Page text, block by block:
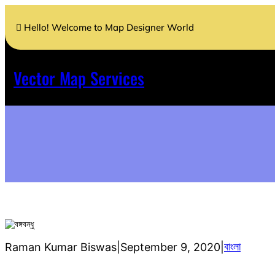
contentHello! Welcome to Map Designer World
Vector Map Services
Raman Kumar Biswas September 9, 2020 বাংলা